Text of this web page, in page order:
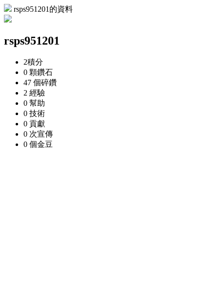
rsps951201的資料
rsps951201
2積分
0 顆鑽石
47 個碎鑽
2 經驗
0 幫助
0 技術
0 貢獻
0 次宣傳
0 個金豆